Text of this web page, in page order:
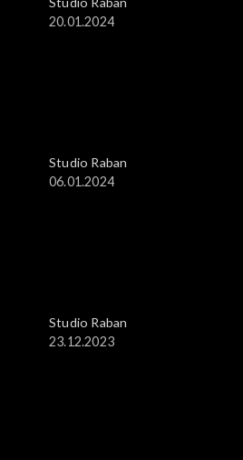
20.01.2024
Studio Raban
06.01.2024
Studio Raban
23.12.2023